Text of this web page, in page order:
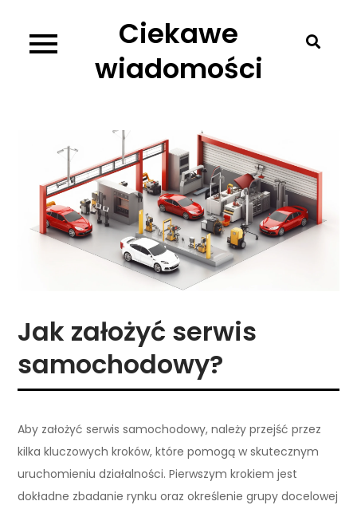
content
Ciekawe
wiadomości
Jak założyć serwis
samochodowy?
Aby założyć serwis samochodowy, należy przejść przez
kilka kluczowych kroków, które pomogą w skutecznym
uruchomieniu działalności. Pierwszym krokiem jest
dokładne zbadanie rynku oraz określenie grupy docelowej